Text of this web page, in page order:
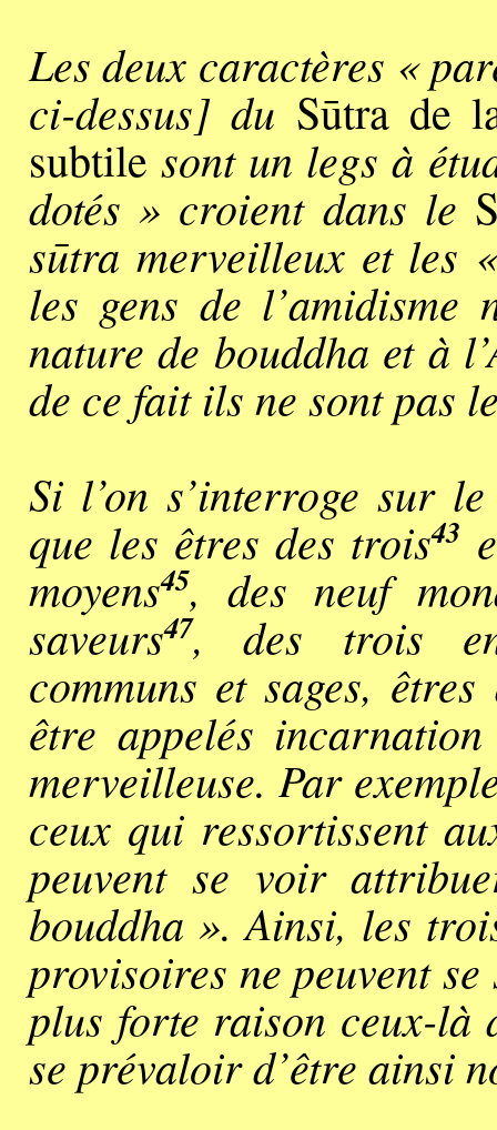
Les deux caractères «
ci-dessus] du Sūtra de
subtilesont un legs à
dotés » croient dans le
sūtra merveilleux et les
les gens de l’amidisme
nature de bouddha et à
de ce fait ils ne sont pas
Si l’on s’interroge sur
que les êtres des trois43
moyens45, des neuf
saveurs47, des trois
communs et sages,
être appelés
merveilleuse. Par
ceux qui ressortissent
peuvent se voir
bouddha ». Ainsi, les
provisoires ne peuvent
plus forte raison ceux-là
se prévaloir d’être ainsi